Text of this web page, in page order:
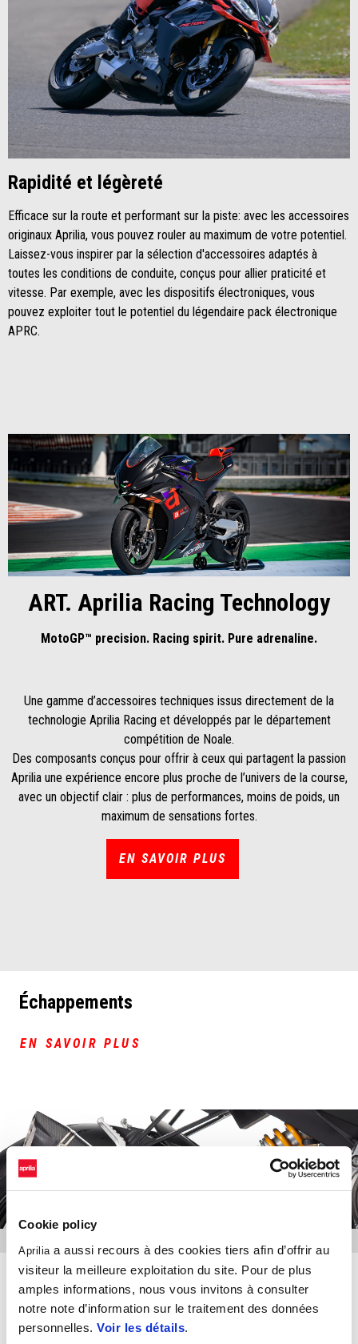
Cookie policy
Aprilia a aussi recours à des cookies tiers afin d’offrir au
visiteur la meilleure exploitation du site. Pour de plus
amples informations, nous vous invitons à consulter
notre note d’information sur le traitement des données
personnelles. Voir les détails.
Rapidité et légèreté
Efficace sur la route et performant sur la piste: avec les accessoires
originaux Aprilia, vous pouvez rouler au maximum de votre potentiel.
Laissez-vous inspirer par la sélection d'accessoires adaptés à
toutes les conditions de conduite, conçus pour allier praticité et
vitesse. Par exemple, avec les dispositifs électroniques, vous
pouvez exploiter tout le potentiel du légendaire pack électronique
APRC.
ART. Aprilia Racing Technology
MotoGP™ precision. Racing spirit. Pure adrenaline.
Une gamme d’accessoires techniques issus directement de la
technologie Aprilia Racing et développés par le département
compétition de Noale.
Des composants conçus pour offrir à ceux qui partagent la passion
Aprilia une expérience encore plus proche de l’univers de la course,
avec un objectif clair : plus de performances, moins de poids, un
maximum de sensations fortes.
EN SAVOIR PLUS
Échappements
EN SAVOIR PLUS
Dispositifs électroniques
EN SAVOIR PLUS